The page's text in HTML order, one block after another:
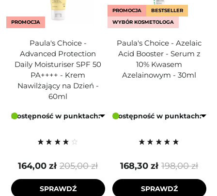
PROMOCJA
Paula's Choice -
Advanced Protection
Daily Moisturiser SPF 50
PA++++ - Krem
Nawilżający na Dzień -
60ml
Dostępność w punktach:
205,00 zł
164,00 zł
SPRAWDŹ
PROMOCJA
BESTSELLER
WYBÓR KOSMETOLOGA
Paula's Choice - Azelaic
Acid Booster - Serum z
10% Kwasem
Azelainowym - 30ml
Dostępność w punktach:
198,00 zł
168,30 zł
SPRAWDŹ